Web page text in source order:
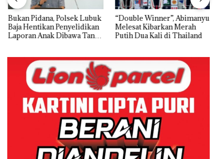
Bukan Pidana, Polsek Lubuk
Baja Hentikan Penyelidikan
Laporan Anak Dibawa Tanpa
“Double Winner”, Abimanyu
Melesat Kibarkan Merah
Putih Dua Kali di Thailand